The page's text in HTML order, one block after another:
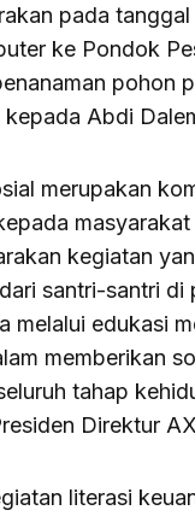
pada
ke Pondok
pohon
Abdi
merupakan
kegiatan
santri-santri di
edukasi
memberikan
tahap
Direktur
literasi